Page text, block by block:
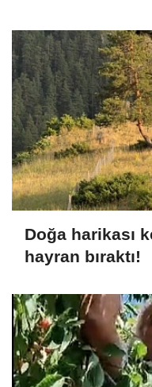
Doğa harikası
hayran bıraktı!